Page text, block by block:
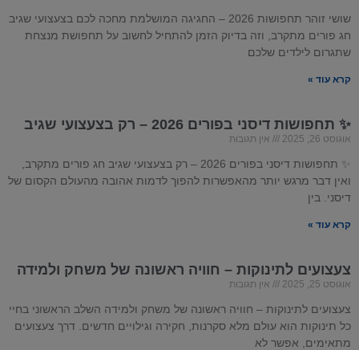
שושי זוהר תחפושות 2026 – החגיגה המושלמת מחכה לכם בצעצועי שגיב
חג פורים מתקרב, וזה בדיוק הזמן להתחיל לחשוב על תחפושת מנצחת
שתגרום לילדים שלכם
קרא עוד »
✨ תחפושות דיסני בפורים 2026 – רק בצעצועי שגיב
אוגוסט 26, 2025 אין תגובות
✨ תחפושות דיסני בפורים 2026 – רק בצעצועי שגיב חג פורים מתקרב,
ואין דבר מרגש יותר מהאפשרות להפוך לדמות אהובה מהעולם הקסום של
דיסני. בין
קרא עוד »
צעצועים לתינוקות – חוויה ראשונה של משחק ולמידה
אוגוסט 25, 2025 אין תגובות
צעצועים לתינוקות – חוויה ראשונה של משחק ולמידה השלב הראשוני בחיי
כל תינוקות הוא עולם מלא סקרנות, חקירה וגילויים חדשים. דרך צעצועים
מתאימים, אפשר לא